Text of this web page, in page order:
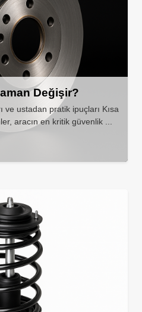
Değişir?
ve ustadan pratik ipuçları Kısa
aracın en kritik güvenlik ...